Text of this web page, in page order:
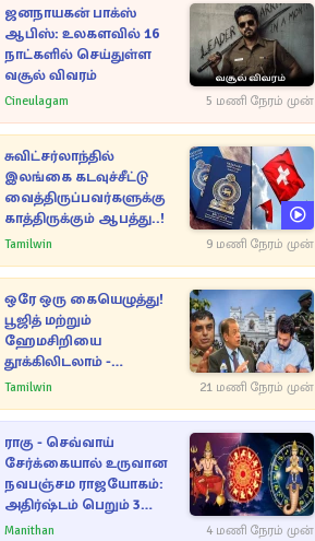
ஜனநாயகன் பாக்ஸ்
ஆபிஸ்: உலகளவில் 16
நாட்களில் செய்துள்ள
வசூல் விவரம்
Cineulagam 5 மணி நேரம் முன்
சுவிட்சர்லாந்தில்
இலங்கை கடவுச்சீட்டு
வைத்திருப்பவர்களுக்கு
காத்திருக்கும் ஆபத்து..!
Tamilwin 9 மணி நேரம் முன்
ஒரே ஒரு கையெழுத்து!
பூஜித் மற்றும்
ஹேமசிறியை
தூக்கிலிடலாம் -
அநுரவுக்குச் சென்ற
Tamilwin 21 மணி நேரம் முன்
ராகு - செவ்வாய்
சேர்க்கையால் உருவான
நவபஞ்சம ராஜயோகம்:
அதிர்ஷ்டம் பெறும் 3
ராசிகள்!
Manithan 4 மணி நேரம் முன்